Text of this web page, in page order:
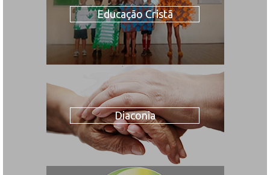
Educação Cristã
Diaconia